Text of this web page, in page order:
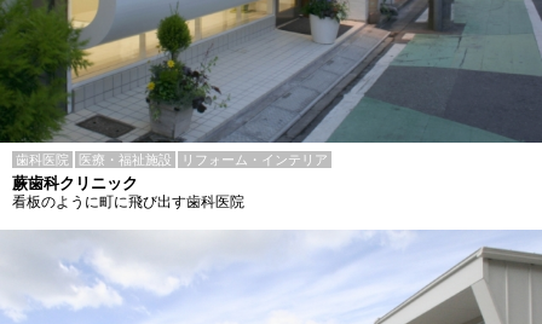
歯科医院 医療・福祉施設 リフォーム・インテリア
蕨歯科クリニック
看板のように町に飛び出す歯科医院